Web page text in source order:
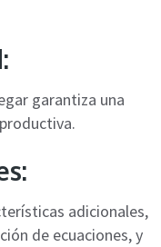
garantiza una
adicionales,
de ecuaciones, y